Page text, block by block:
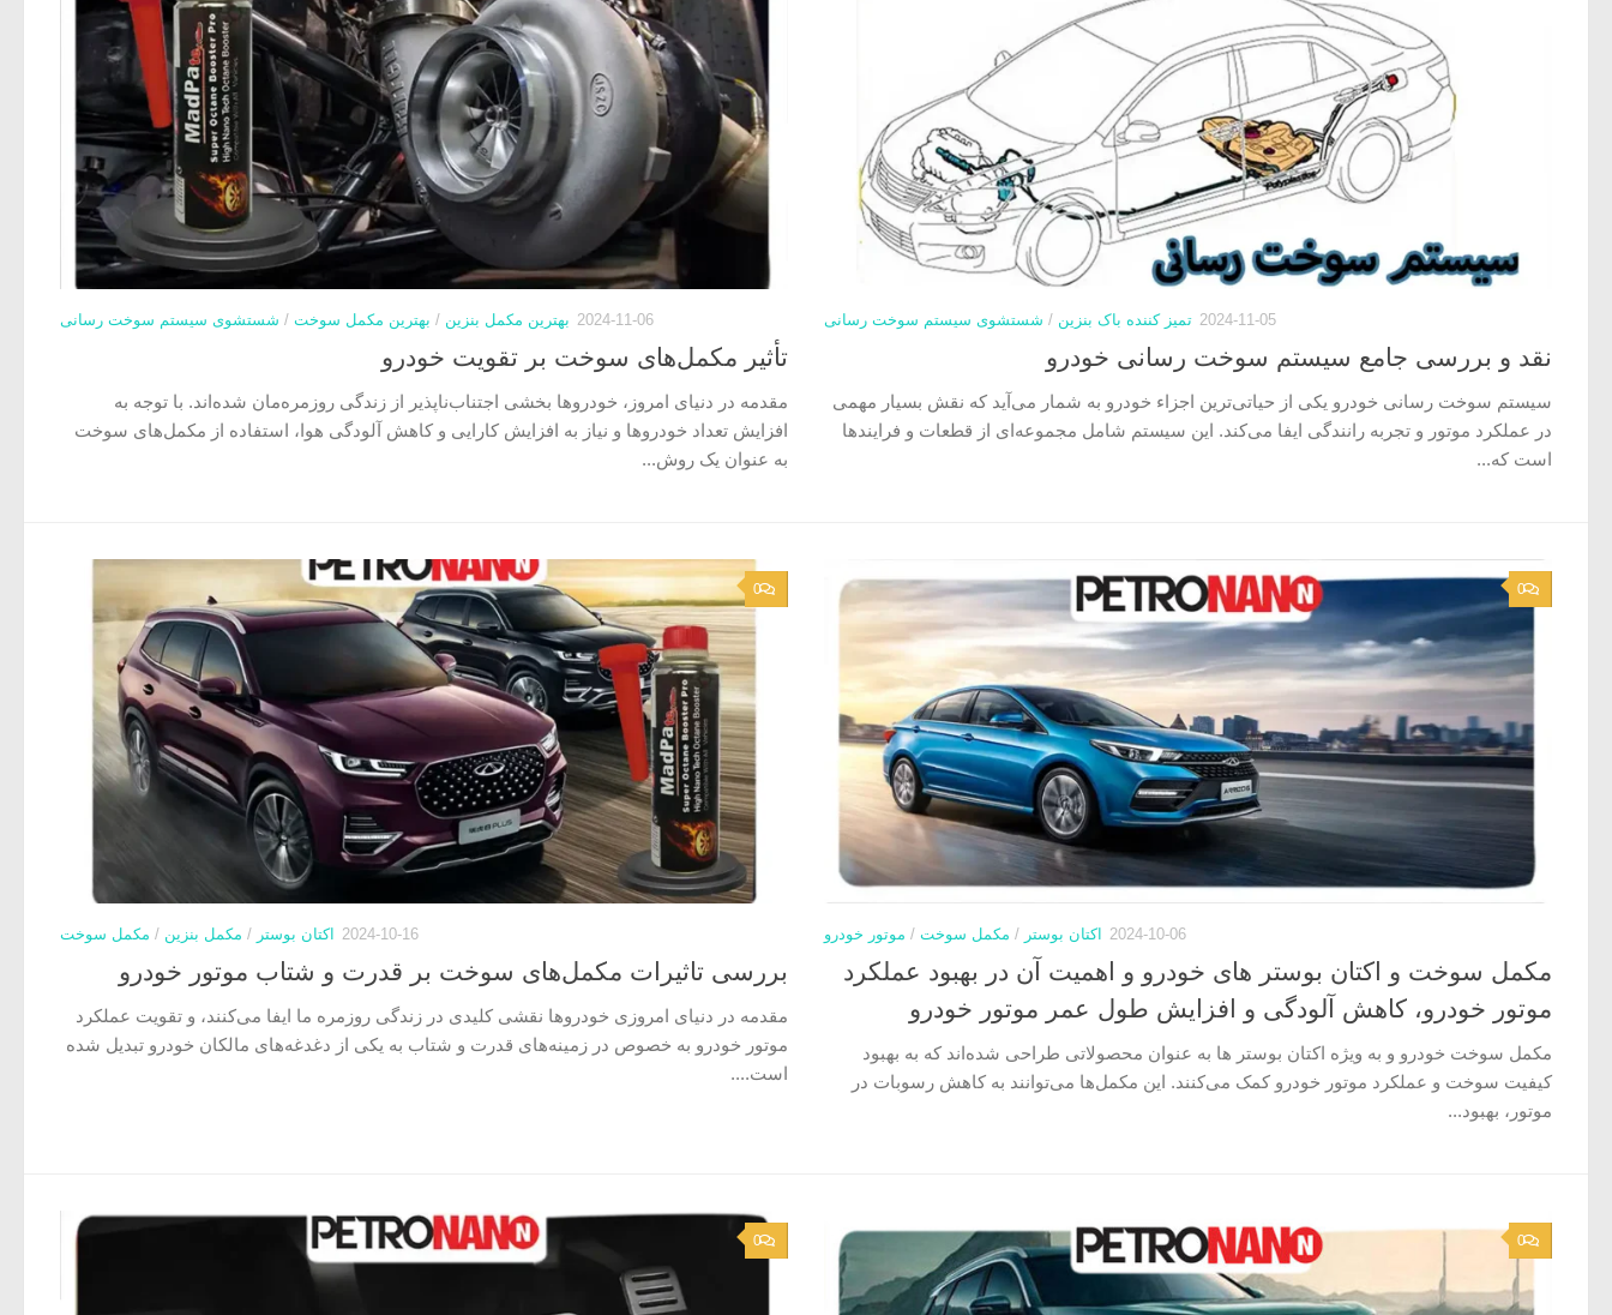
بهترین مکمل بنزین / بهترین مکمل سوخت / شستشوی سیستم سوخت رسانی 2024-11-06
تأثیر مکمل‌های سوخت بر تقویت خودرو
مقدمه در دنیای امروز، خودروها بخشی اجتناب‌ناپذیر از زندگی روزمره‌مان شده‌اند. با توجه به
افزایش تعداد خودروها و نیاز به افزایش کارایی و کاهش آلودگی هوا، استفاده از مکمل‌های سوخت
به عنوان یک روش...
تمیز کننده باک بنزین / شستشوی سیستم سوخت رسانی 2024-11-05
نقد و بررسی جامع سیستم سوخت رسانی خودرو
سیستم سوخت رسانی خودرو یکی از حیاتی‌ترین اجزاء خودرو به شمار می‌آید که نقش بسیار مهمی
در عملکرد موتور و تجربه رانندگی ایفا می‌کند. این سیستم شامل مجموعه‌ای از قطعات و فرایندها
است که...
0
اکتان بوستر / مکمل بنزین / مکمل سوخت 2024-10-16
بررسی تاثیرات مکمل‌های سوخت بر قدرت و شتاب موتور خودرو
مقدمه در دنیای امروزی خودروها نقشی کلیدی در زندگی روزمره ما ایفا می‌کنند، و تقویت عملکرد
موتور خودرو به خصوص در زمینه‌های قدرت و شتاب به یکی از دغدغه‌های مالکان خودرو تبدیل شده
است....
0
اکتان بوستر / مکمل سوخت / موتور خودرو 2024-10-06
مکمل‌ سوخت و اکتان بوستر های خودرو و اهمیت آن در بهبود عملکرد
موتور خودرو، کاهش آلودگی و افزایش طول عمر موتور خودرو
مکمل‌ سوخت خودرو و به ویژه اکتان بوستر ها به عنوان محصولاتی طراحی شده‌اند که به بهبود
کیفیت سوخت و عملکرد موتور خودرو کمک می‌کنند. این مکمل‌ها می‌توانند به کاهش رسوبات در
موتور، بهبود...
0 0